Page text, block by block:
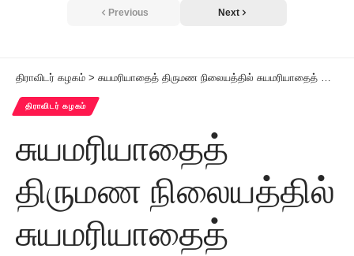
Previous Next
திராவிடர் கழகம் > சுயமரியாதைத் திருமண நிலையத்தில் சுயமரியாதைத் திருமணம் நடைபெற்றது
திராவிடர் கழகம்
சுயமரியாதைத்
திருமண நிலையத்தில்
சுயமரியாதைத்